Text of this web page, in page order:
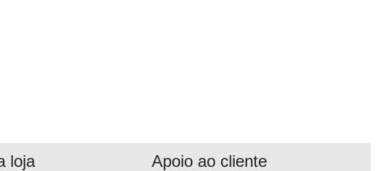
loja Apoio ao cliente